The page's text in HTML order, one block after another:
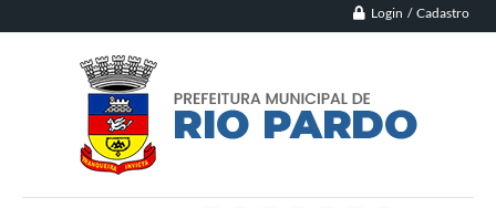
Login / Cadastro